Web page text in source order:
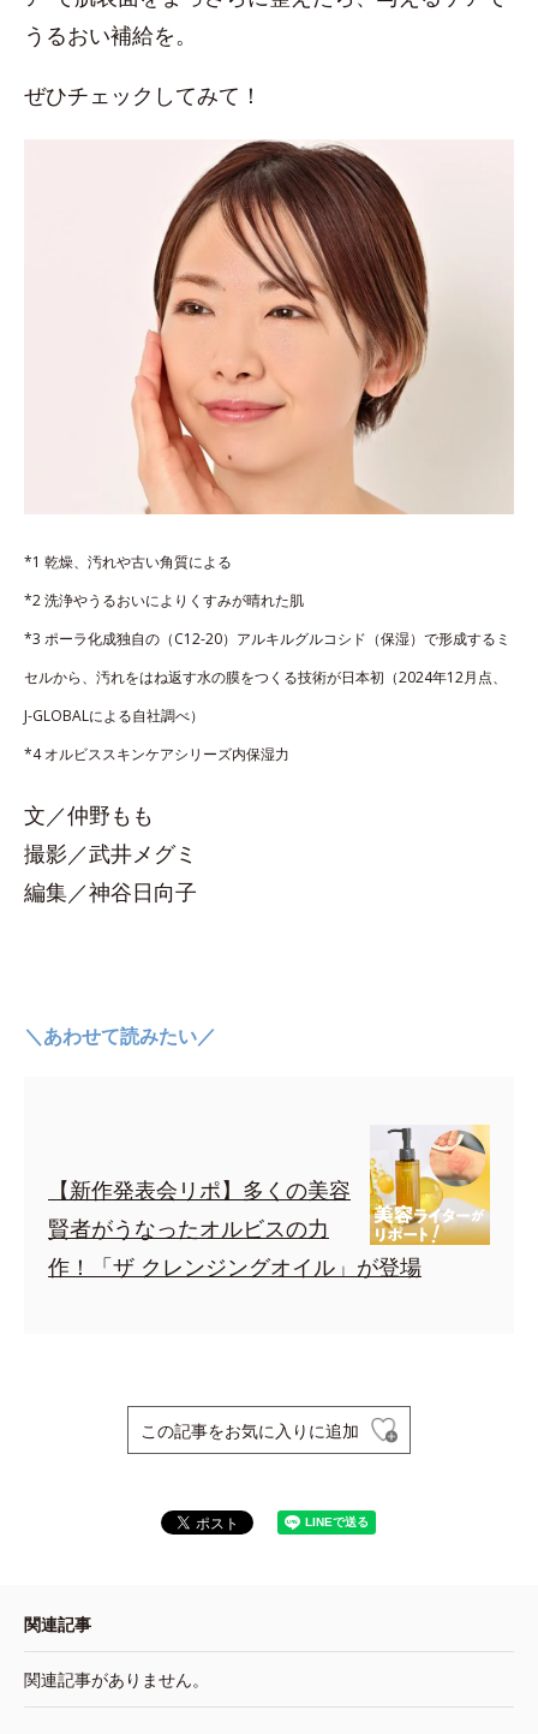
うるおい補給を。
ぜひチェックしてみて！
*1 乾燥、汚れや古い角質による
*2 洗浄やうるおいによりくすみが晴れた肌
*3 ポーラ化成独自の（C12-20）アルキルグルコシド（保湿）で形成するミ
セルから、汚れをはね返す水の膜をつくる技術が日本初（2024年12月点、
J-GLOBALによる自社調べ）
*4 オルビススキンケアシリーズ内保湿力
文／仲野もも
撮影／武井メグミ
編集／神谷日向子
＼あわせて読みたい／
【新作発表会リポ】多くの美容
賢者がうなったオルビスの力
作！「ザ クレンジングオイル」が登場
この記事をお気に入りに追加
関連記事
関連記事がありません。